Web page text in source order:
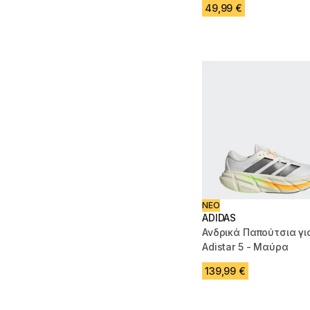
49,99 €
ΝΕΟ
ADIDAS
Ανδρικά Παπούτσια
Adistar 5 - Μαύρα
139,99 €